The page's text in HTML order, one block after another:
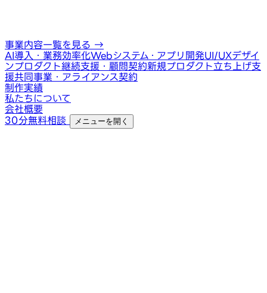
事業内容一覧を見る →
AI導入・業務効率化Webシステム・アプリ開発UI/UXデザイ
ンプロダクト継続支援・顧問契約新規プロダクト立ち上げ支
援共同事業・アライアンス契約
制作実績
私たちについて
会社概要
30分無料相談
メニューを開く